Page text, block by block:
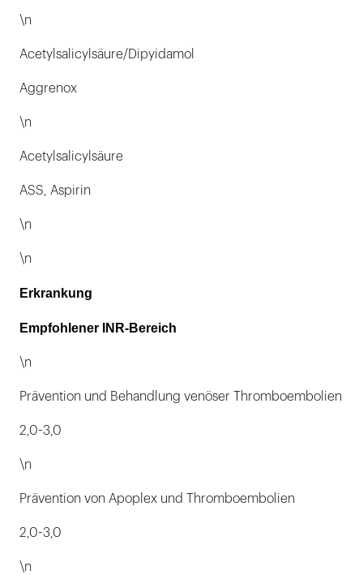
\n
Acetylsalicylsäure/Dipyidamol
Aggrenox
\n
Acetylsalicylsäure
ASS, Aspirin
\n
\n
Erkrankung
Empfohlener INR-Bereich
\n
Prävention und Behandlung venöser Thromboembolien
2,0-3,0
\n
Prävention von Apoplex und Thromboembolien
2,0-3,0
\n